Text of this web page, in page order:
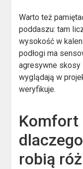
Warto też
poddaszu: tam
wysokość w
podłogi ma
agresywne skosy
wyglądają w
weryfikuje.
Komfort
robią